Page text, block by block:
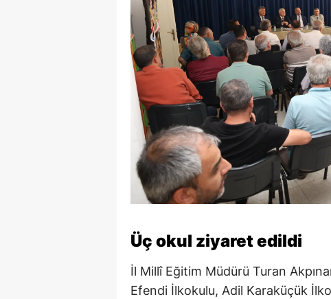
Üç okul ziyaret edildi
İl Millî Eğitim Müdürü Turan
Efendi İlkokulu, Adil Karaküçük